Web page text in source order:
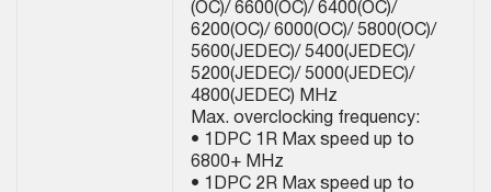
(OC)/ 6600(OC)/ 6400(OC)/
6200(OC)/ 6000(OC)/ 5800(OC)/
5600(JEDEC)/ 5400(JEDEC)/
5200(JEDEC)/ 5000(JEDEC)/
4800(JEDEC) MHz
Max. overclocking frequency:
• 1DPC 1R Max speed up to
6800+ MHz
• 1DPC 2R Max speed up to